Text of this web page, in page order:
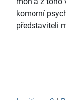
komorní
představiteli